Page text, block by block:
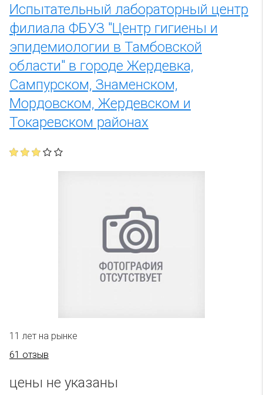
Испытательный лабораторный центр
филиала ФБУЗ "Центр гигиены и
эпидемиологии в Тамбовской
области" в городе Жердевка,
Сампурском, Знаменском,
Мордовском, Жердевском и
Токаревском районах
11 лет на рынке
61 отзыв
цены не указаны